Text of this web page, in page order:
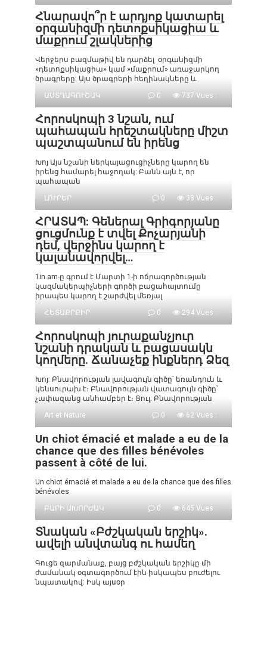
Հնարավո՞ր է արդյոք կատարել
օրգանիզմի դետոքսիկացիա և
մաքրում շլակներից
Վերջերս բազմաթիվ են դարձել օրգանիզմի
»դետոքսիկացիա» կամ »մաքրում» առաջարկող
ծրագրերը: Այս ծրագրերի հեղինակները և
ԱՍՏՂԱԳՈՒՇԱԿ
0 737 Vues :
Հորոսկոպի 3 նշան, ում
պահապան հրեշտակները միշտ
պաշտպանում են իրենց
Խոյ Այս նշանի ներկայացուցիչները կարող են
իրենց համարել հաջողակ: Բանն այն է, որ
պահապան
ԼՈՒՐԵՐ
0 38 Vues :
ՀՐԱՏԱՊ: Գեներալ Գրիգորյանը
ցուցմունք է տվել Քոչարյանի
դեմ, վերջինս կարող է
կալանավորվել…
1in.am-ը գրում է Մարտի 1-ի ոճրագործության
կազմակերպիչների գործի բացահայտումը
իրապես կարող է շարժվել մեռյալ
ՀԵՏԱՔՐՔԻՐ
0 294 Vues :
Հորոսկոպի յուրաքանչյուր
նշանի դրական և բացասակն
կողմերը. Ճանաչեք ինքներդ Ձեզ
Խոյ: Բնավորության լավագույն գիծը՝ եռանդուն և
կենսուրախ է։ Բնավորության վատագույն գիծը՝
չափազանց անհամբեր է։ Ցուլ: Բնավորության
Art et Nature
0 62 Vues :
Un chiot émacié et malade a eu de la
chance que des filles bénévoles
passent à côté de lui.
Un chiot émacié et malade a eu de la chance que des filles
bénévoles
ԲԱՐԻ ԱԽՈՐԺԱԿ
0 645 Vues :
​Տնական «Բժշկական երշիկ».
ավելի անվտանգ ու համեղ
Գուցե զարմանաք, բայց բժշկական երշիկը մի
ժամանակ օգտագործում էին իսկապես բուժելու
նպատակով: Իսկ այսօր